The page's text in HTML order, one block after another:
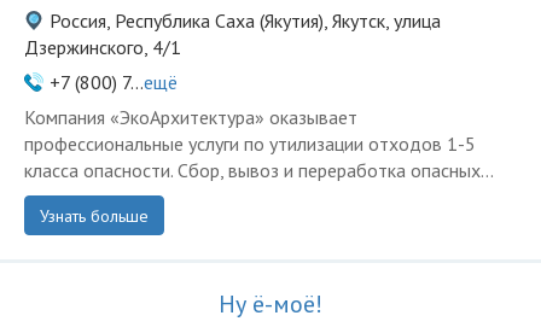
Россия, Республика Саха (Якутия), Якутск, улица
Дзержинского, 4/1
+7 (800) 7...ещё
Компания «ЭкоАрхитектура» оказывает
профессиональные услуги по утилизации отходов 1-5
класса опасности. Сбор, вывоз и переработка опасных...
Узнать больше
Ну ё-моё!